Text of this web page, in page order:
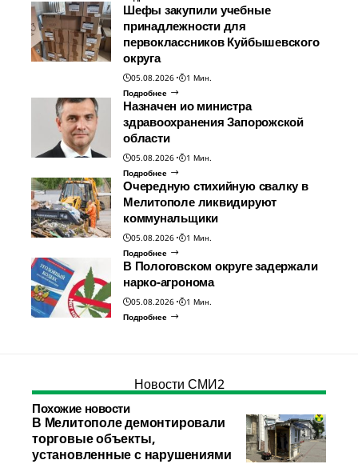
Шефы закупили учебные
принадлежности для
первоклассников Куйбышевского
округа
05.08.2026
1 Мин.
Подробнее
Назначен ио министра
здравоохранения Запорожской
области
05.08.2026
1 Мин.
Подробнее
Очередную стихийную свалку в
Мелитополе ликвидируют
коммунальщики
05.08.2026
1 Мин.
Подробнее
В Пологовском округе задержали
нарко-агронома
05.08.2026
1 Мин.
Подробнее
Новости СМИ2
Похожие новости
В Мелитополе демонтировали
торговые объекты,
установленные с нарушениями